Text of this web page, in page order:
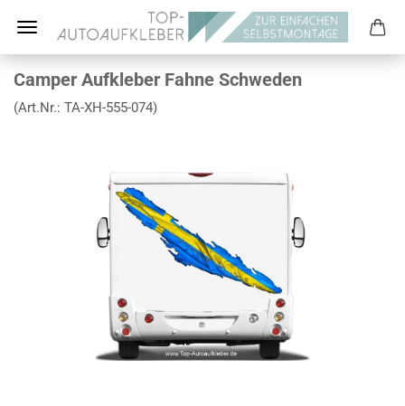
Camper Aufkleber Fahne Schweden
(Art.Nr.: TA-XH-555-074)